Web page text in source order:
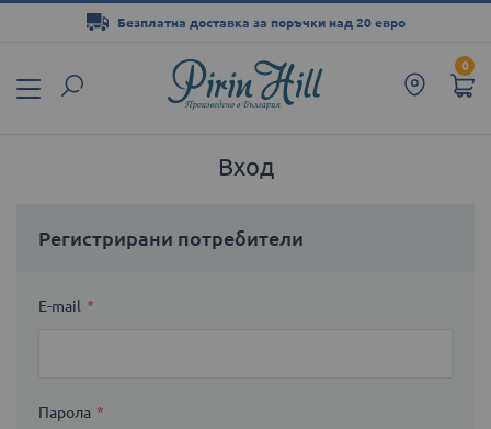
0
Безплатна доставка за поръчки над 20 евро
съдържанието
Вход
Регистрирани потребители
E-mail
Парола